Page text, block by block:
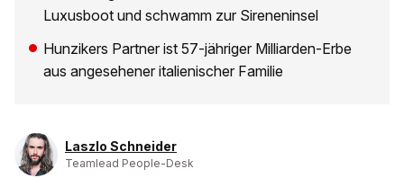
Luxusboot und schwamm zur Sireneninsel
Hunzikers Partner ist 57-jähriger Milliarden-Erbe
aus angesehener italienischer Familie
Laszlo Schneider
Teamlead People-Desk